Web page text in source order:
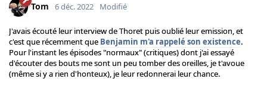
Tom 6 déc. 2022 Modifié
J'avais écouté leur interview de Thoret puis oublié leur emission, et
c'est que récemment que Benjamin m'a rappelé son existence.
Pour l'instant les épisodes "normaux" (critiques) dont j'ai essayé
d'écouter des bouts me sont un peu tomber des oreilles, je t'avoue
(même si y a rien d'honteux), je leur redonnerai leur chance.